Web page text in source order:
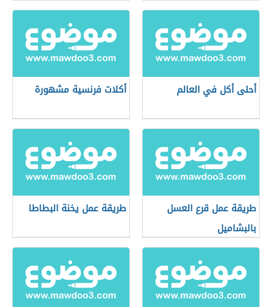
أحلى أكل في العالم أكلات فرنسية مشهورة
طريقة عمل قرع العسل
بالبشاميل
طريقة عمل يخنة البطاطا